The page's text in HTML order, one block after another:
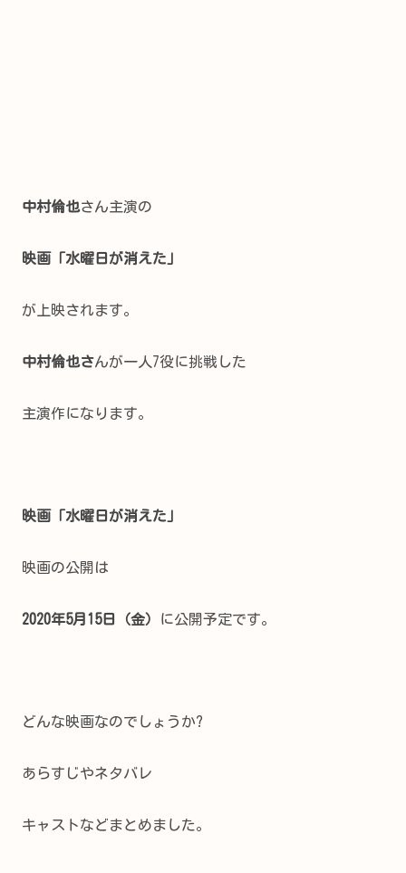
中村倫也さん主演の
映画「水曜日が消えた」
が上映されます。
中村倫也さんが一人7役に挑戦した
主演作になります。
映画「水曜日が消えた」
映画の公開は
2020年5月15日（金） に公開予定です。
どんな映画なのでしょうか?
あらすじやネタバレ
キャストなどまとめました。